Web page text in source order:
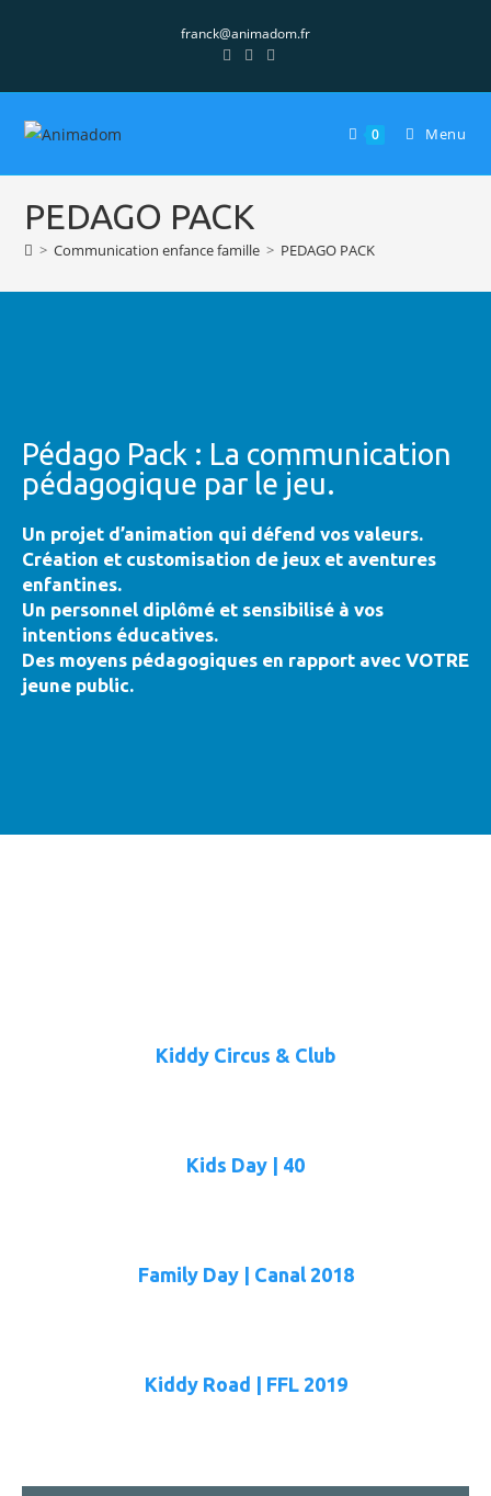
franck@animadom.fr
0 Menu
PEDAGO PACK
> Communication enfance famille > PEDAGO PACK
Pédago Pack : La communication
pédagogique par le jeu.
Un projet d’animation qui défend vos valeurs.
Création et customisation de jeux et aventures
enfantines.
Un personnel diplômé et sensibilisé à vos
intentions éducatives.
Des moyens pédagogiques en rapport avec VOTRE
jeune public.
Kiddy Circus & Club
Kids Day | 40
Family Day | Canal 2018
Kiddy Road | FFL 2019